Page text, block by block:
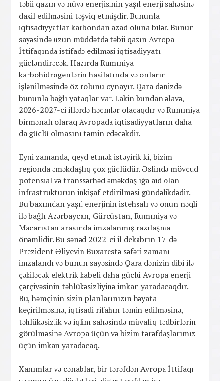
təbii qazın və nüvə enerjisinin yaşıl enerji sahəsinə
daxil edilməsini təşviq etmişdir. Bununla
iqtisadiyyatlar karbondan azad oluna bilər. Bunun
sayəsində uzun müddətdə təbii qazın Avropa
İttifaqında istifadə edilməsi iqtisadiyyatı
gücləndirəcək. Hazırda Rumıniya
karbohidrogenlərin hasilatında və onların
işlənilməsində öz rolunu oynayır. Qara dənizdə
bununla bağlı yataqlar var. Lakin bundan əlavə,
2026-2027-ci illərdə həcmlər olacaqdır və Rumıniya
birmənalı olaraq Avropada iqtisadiyyatların daha
da güclü olmasını təmin edəcəkdir.
Eyni zamanda, qeyd etmək istəyirik ki, bizim
regionda əməkdaşlıq çox güclüdür. Əslində mövcud
potensial və transsərhəd əməkdaşlığa aid olan
infrastrukturun inkişaf etdirilməsi gündəlikdədir.
Bu baxımdan yaşıl enerjinin istehsalı və onun nəqli
ilə bağlı Azərbaycan, Gürcüstan, Rumıniya və
Macarıstan arasında imzalanmış razılaşma
önəmlidir. Bu sənəd 2022-ci il dekabrın 17-də
Prezident Əliyevin Buxarestə səfəri zamanı
imzalandı və bunun sayəsində Qara dənizin dibi ilə
çəkiləcək elektrik kabeli daha güclü Avropa enerji
çərçivəsinin təhlükəsizliyinə imkan yaradacaqdır.
Bu, həmçinin sizin planlarınızın həyata
keçirilməsinə, iqtisadi rifahın təmin edilməsinə,
təhlükəsizlik və iqlim sahəsində müvafiq tədbirlərin
görülməsinə Avropa üçün və bizim tərəfdaşlarımız
üçün imkan yaradacaq.
Xanımlar və cənablar, bir tərəfdən Avropa İttifaqı